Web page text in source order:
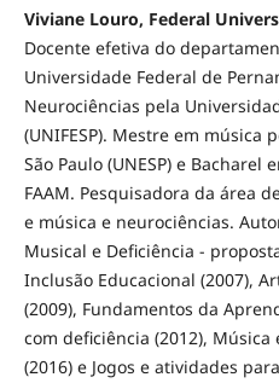
Viviane Louro, Federal
Docente efetiva do
Universidade Federal de
Neurociências pela
(UNIFESP). Mestre em música
São Paulo (UNESP) e Bacharel
FAAM. Pesquisadora da área
e música e neurociências.
Musical e Deficiência -
Inclusão Educacional (2007),
(2009), Fundamentos da
com deficiência (2012),
(2016) e Jogos e atividades